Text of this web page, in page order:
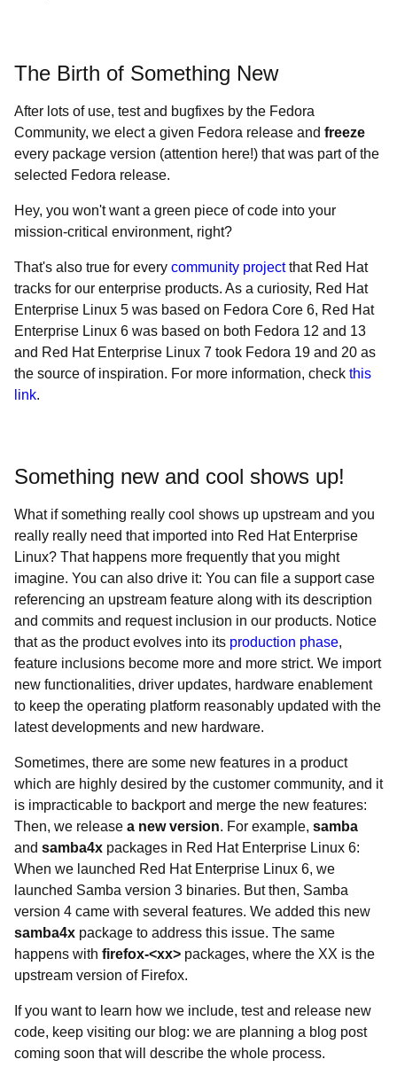
The Birth of Something New
After lots of use, test and bugfixes by the Fedora
Community, we elect a given Fedora release and freeze
every package version (attention here!) that was part of the
selected Fedora release.
Hey, you won't want a green piece of code into your
mission-critical environment, right?
That's also true for every community projectthat Red Hat
tracks for our enterprise products. As a curiosity, Red Hat
Enterprise Linux 5 was based on Fedora Core 6, Red Hat
Enterprise Linux 6 was based on both Fedora 12 and 13
and Red Hat Enterprise Linux 7 took Fedora 19 and 20 as
the source of inspiration. For more information, check this
link.
Something new and cool shows up!
What if something really cool shows up upstream and you
really really need that imported into Red Hat Enterprise
Linux? That happens more frequently that you might
imagine. You can also drive it: You can file a support case
referencing an upstream feature along with its description
and commits and request inclusion in our products. Notice
that as the product evolves into its production phase,
feature inclusions become more and more strict. We import
new functionalities, driver updates, hardware enablement
to keep the operating platform reasonably updated with the
latest developments and new hardware.
Sometimes, there are some new features in a product
which are highly desired by the customer community, and it
is impracticable to backport and merge the new features:
Then, we release a new version. For example, samba
and samba4x packages in Red Hat Enterprise Linux 6:
When we launched Red Hat Enterprise Linux 6, we
launched Samba version 3 binaries. But then, Samba
version 4 came with several features. We added this new
samba4x package to address this issue. The same
happens with firefox-<xx> packages, where the XX is the
upstream version of Firefox.
If you want to learn how we include, test and release new
code, keep visiting our blog: we are planning a blog post
coming soon that will describe the whole process.